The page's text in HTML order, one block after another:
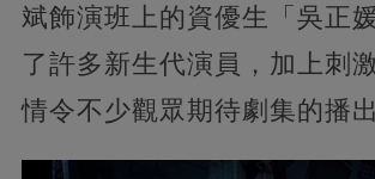
斌飾演班上的資優生「吳正
了許多新生代演員，加上刺
情令不少觀眾期待劇集的播出